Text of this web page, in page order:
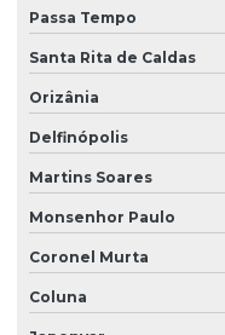
Passa Tempo
Santa Rita de Caldas
Orizânia
Delfinópolis
Martins Soares
Monsenhor Paulo
Coronel Murta
Coluna